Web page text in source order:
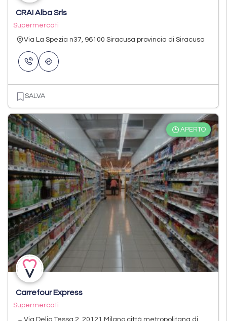
CRAI Alba Srls
Supermercati
Via La Spezia n37, 96100 Siracusa provincia di Siracusa
SALVA
APERTO
Carrefour Express
Supermercati